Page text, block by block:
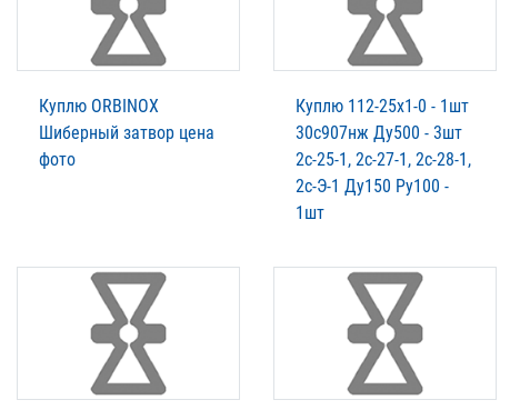
Куплю ORBINOX
Шиберный затвор цена
фото
Куплю 112-25х1-0 - 1шт
30с907нж Ду500 - 3шт
2с-25-1, 2с-27-1, 2с-28-1,
2с-Э-1 Ду150 Ру100 -
1шт